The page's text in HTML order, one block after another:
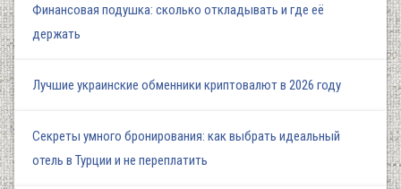
Финансовая подушка: сколько откладывать и где её
держать
Лучшие украинские обменники криптовалют в 2026 году
Секреты умного бронирования: как выбрать идеальный
отель в Турции и не переплатить